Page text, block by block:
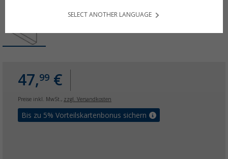
47,99 €
Preise inkl. MwSt., zzgl. Versandkosten
Bis zu 5% Vorteilskartenbonus sichern
SELECT ANOTHER LANGUAGE